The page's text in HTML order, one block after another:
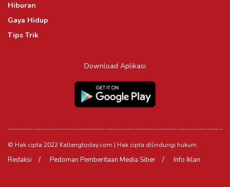
Hiburan
Gaya Hidup
Tips Trik
Download Aplikasi
© Hak cipta 2022 Kaltengtoday.com | Hak cipta dilindungi hukum.
Redaksi Pedoman Pemberitaan Media Siber Info Iklan